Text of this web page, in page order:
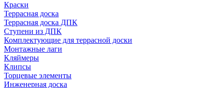
Краски
Террасная доска
Террасная доска ДПК
Ступени из ДПК
Комплектующие для террасной доски
Монтажные лаги
Кляймеры
Клипсы
Торцевые элементы
Инженерная доска